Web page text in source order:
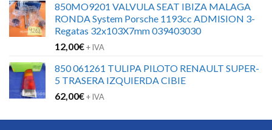
original
era:
317,27€.
actual
es:
222,09€.
850MO9201 VALVULA SEAT IBIZA MALAGA
RONDA System Porsche 1193cc ADMISION 3-
Regatas 32x103X7mm 039403030
12,00€+ IVA
850 061261 TULIPA PILOTO RENAULT SUPER-
5 TRASERA IZQUIERDA CIBIE
62,00€+ IVA